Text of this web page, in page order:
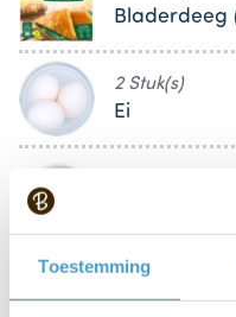
Toestemming
Bladerdeeg
2 Stuk(s)
Ei
70 g (gram)
Gruyère